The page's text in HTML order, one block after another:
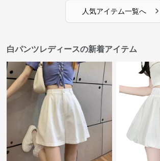
人気アイテム一覧へ ›
白パンツレディースの新着アイテム